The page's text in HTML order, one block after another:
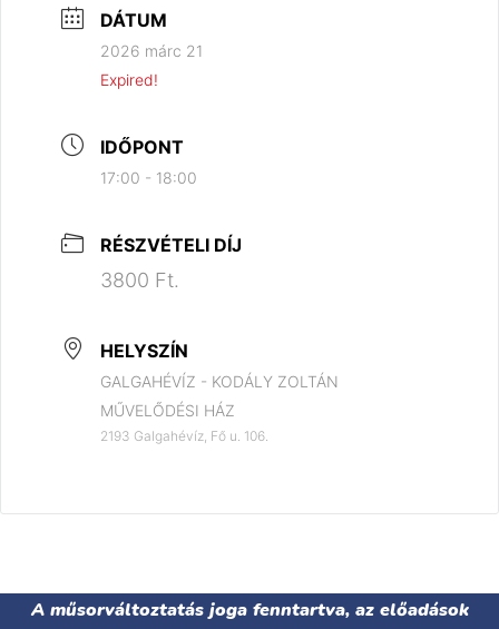
DÁTUM
2026 márc 21
Expired!
IDŐPONT
17:00 - 18:00
RÉSZVÉTELI DÍJ
3800 Ft.
HELYSZÍN
GALGAHÉVÍZ - KODÁLY ZOLTÁN
MŰVELŐDÉSI HÁZ
2193 Galgahévíz, Fő u. 106.
A műsorváltoztatás joga fenntartva, az előadások